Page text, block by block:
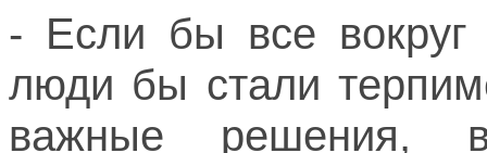
- Если бы все
люди бы стали
важные решения,